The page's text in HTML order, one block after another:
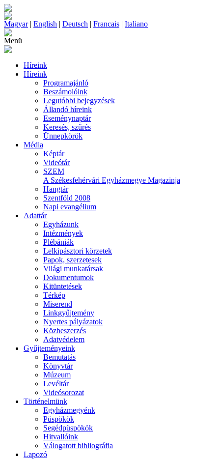
Magyar| English | Deutsch | Francais | Italiano
Menü
Híreink
Híreink
Programajánló
Beszámolóink
Legutóbbi bejegyzések
Állandó híreink
Eseménynaptár
Keresés, szűrés
Ünnepkörök
Média
Képtár
Videótár
SZEM
A Székesfehérvári Egyházmegye Magazinja
Hangtár
Szentföld 2008
Napi evangélium
Adattár
Egyházunk
Intézmények
Plébániák
Lelkipásztori körzetek
Papok, szerzetesek
Világi munkatársak
Dokumentumok
Kitüntetések
Térkép
Miserend
Linkgyűjtemény
Nyertes pályázatok
Közbeszerzés
Adatvédelem
Gyűjteményeink
Bemutatás
Könyvtár
Múzeum
Levéltár
Videósorozat
Történelmünk
Egyházmegyénk
Püspökök
Segédpüspökök
Hitvallóink
Válogatott bibliográfia
Lapozó